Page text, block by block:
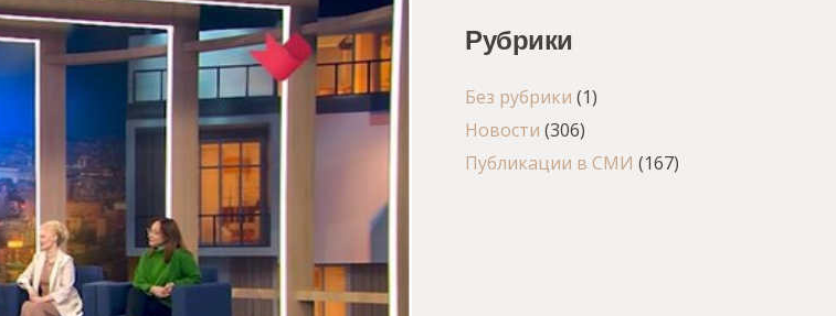
Рубрики
Без рубрики (1)
Новости (306)
Публикации в СМИ (167)